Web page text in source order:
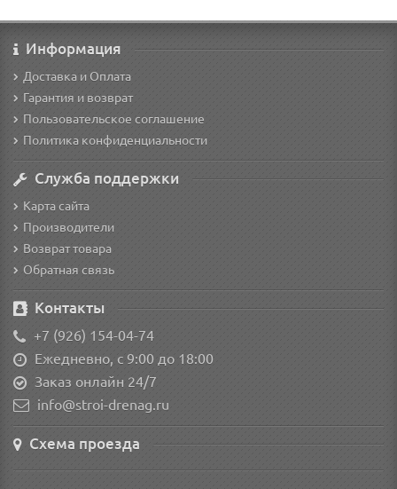
Информация
Доставка и Оплата
Гарантия и возврат
Пользовательское соглашение
Политика конфиденциальности
Служба поддержки
Карта сайта
Производители
Возврат товара
Обратная связь
Контакты
+7 (926) 154-04-74
Ежедневно, с 9:00 до 18:00
Заказ онлайн 24/7
info@stroi-drenag.ru
Схема проезда